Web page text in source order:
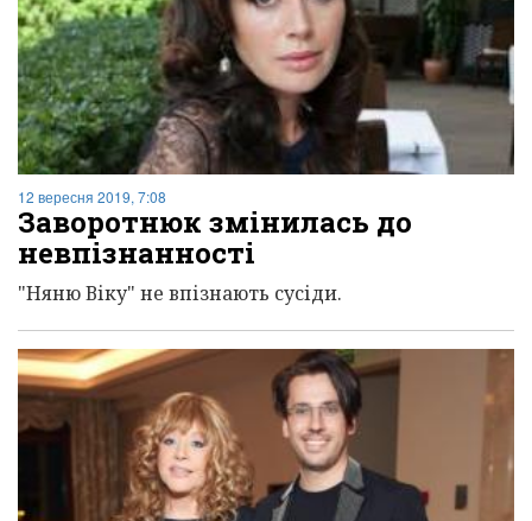
12 вересня 2019, 7:08
Заворотнюк змінилась до
невпізнанності
"Няню Віку" не впізнають сусіди.